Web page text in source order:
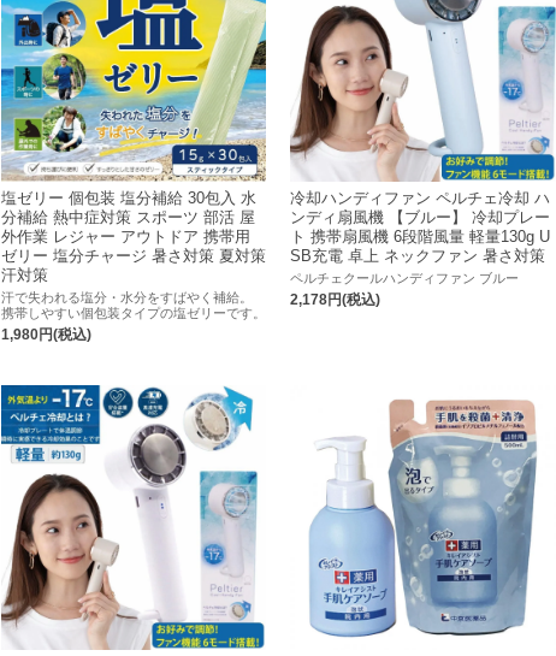
塩ゼリー 個包装 塩分補給 30包入 水
分補給 熱中症対策 スポーツ 部活 屋
外作業 レジャー アウトドア 携帯用
ゼリー 塩分チャージ 暑さ対策 夏対策
汗対策
汗で失われる塩分・水分をすばやく補給。
携帯しやすい個包装タイプの塩ゼリーです。
1,980円(税込)
冷却ハンディファン ペルチェ冷却 ハ
ンディ扇風機 【ブルー】 冷却プレー
ト 携帯扇風機 6段階風量 軽量130g U
SB充電 卓上 ネックファン 暑さ対策
ペルチェクールハンディファン ブルー
2,178円(税込)